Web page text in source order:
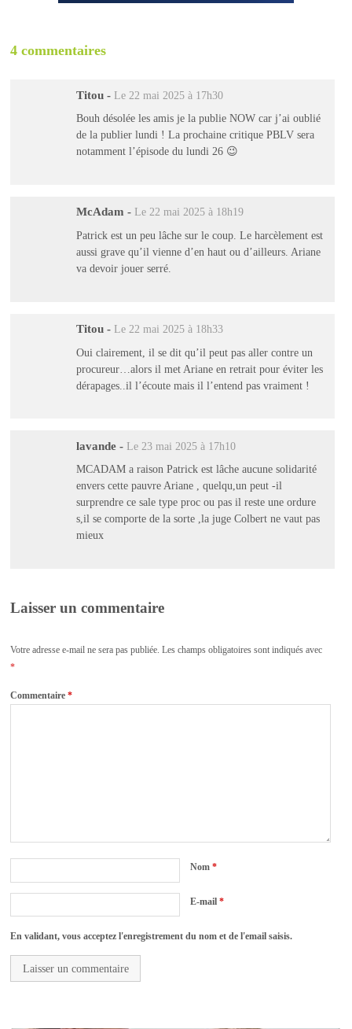
4 commentaires
Titou - Le 22 mai 2025 à 17h30
Bouh désolée les amis je la publie NOW car j’ai oublié
de la publier lundi ! La prochaine critique PBLV sera
notamment l’épisode du lundi 26 😉
McAdam - Le 22 mai 2025 à 18h19
Patrick est un peu lâche sur le coup. Le harcèlement est
aussi grave qu’il vienne d’en haut ou d’ailleurs. Ariane
va devoir jouer serré.
Titou - Le 22 mai 2025 à 18h33
Oui clairement, il se dit qu’il peut pas aller contre un
procureur…alors il met Ariane en retrait pour éviter les
dérapages..il l’écoute mais il l’entend pas vraiment !
lavande - Le 23 mai 2025 à 17h10
MCADAM a raison Patrick est lâche aucune solidarité
envers cette pauvre Ariane , quelqu,un peut -il
surprendre ce sale type proc ou pas il reste une ordure
s,il se comporte de la sorte ,la juge Colbert ne vaut pas
mieux
Laisser un commentaire
Votre adresse e-mail ne sera pas publiée. Les champs obligatoires sont indiqués avec
*
Commentaire*
Nom*
E-mail*
En validant, vous acceptez l'enregistrement du nom et de l'email saisis.